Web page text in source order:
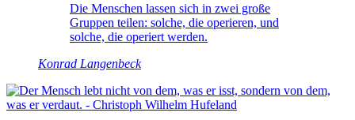
Die Menschen lassen sich in zwei große
Gruppen teilen: solche, die operieren, und
solche, die operiert werden.
Konrad Langenbeck